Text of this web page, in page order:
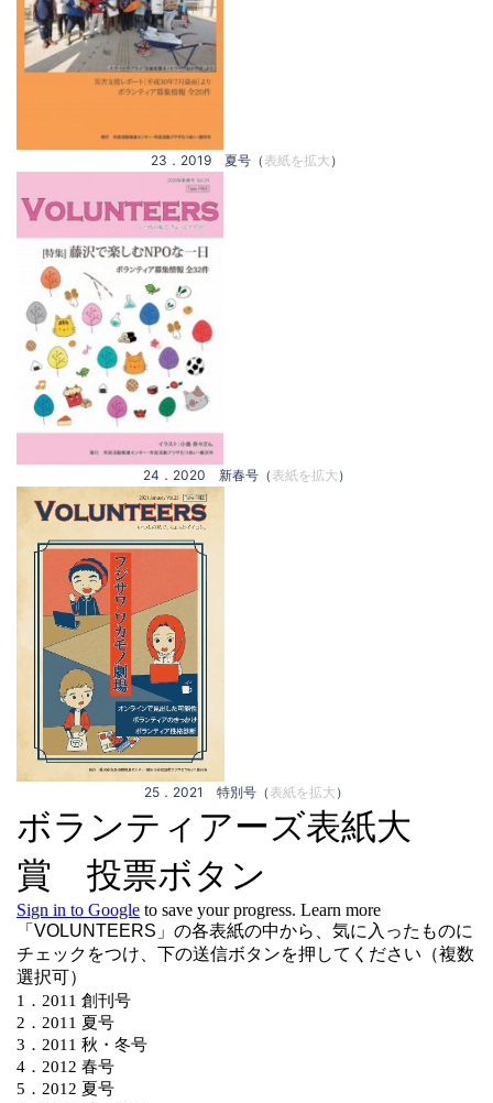
23．2019 夏号（ 表紙を拡大 ）
24．2020 新春号（ 表紙を拡大 ）
25．2021 特別号（ 表紙を拡大 ）